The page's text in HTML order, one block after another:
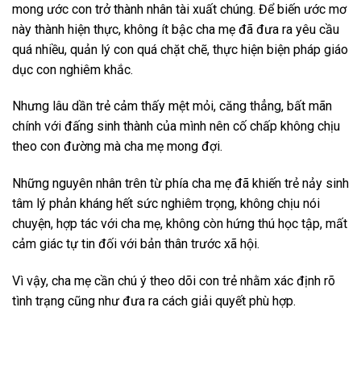
mong ước con trở thành nhân tài xuất chúng. Để biến ước mơ
này thành hiện thực, không ít bậc cha mẹ đã đưa ra yêu cầu
quá nhiều, quản lý con quá chặt chẽ, thực hiện biện pháp giáo
dục con nghiêm khắc.
Nhưng lâu dần trẻ cảm thấy mệt mỏi, căng thẳng, bất mãn
chính với đấng sinh thành của mình nên cố chấp không chịu
theo con đường mà cha mẹ mong đợi.
Những nguyên nhân trên từ phía cha mẹ đã khiến trẻ nảy sinh
tâm lý phản kháng hết sức nghiêm trọng, không chịu nói
chuyện, hợp tác với cha mẹ, không còn hứng thú học tập, mất
cảm giác tự tin đối với bản thân trước xã hội.
Vì vậy, cha mẹ cần chú ý theo dõi con trẻ nhằm xác định rõ
tình trạng cũng như đưa ra cách giải quyết phù hợp.